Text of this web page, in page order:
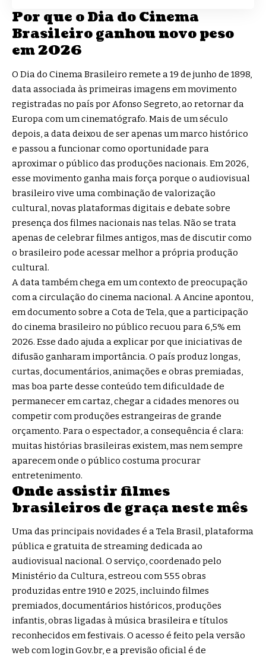
Por que o Dia do Cinema
Brasileiro ganhou novo peso
em 2026
O Dia do Cinema Brasileiro remete a 19 de junho de 1898,
data associada às primeiras imagens em movimento
registradas no país por Afonso Segreto, ao retornar da
Europa com um cinematógrafo. Mais de um século
depois, a data deixou de ser apenas um marco histórico
e passou a funcionar como oportunidade para
aproximar o público das produções nacionais. Em 2026,
esse movimento ganha mais força porque o audiovisual
brasileiro vive uma combinação de valorização
cultural, novas plataformas digitais e debate sobre
presença dos filmes nacionais nas telas. Não se trata
apenas de celebrar filmes antigos, mas de discutir como
o brasileiro pode acessar melhor a própria produção
cultural.
A data também chega em um contexto de preocupação
com a circulação do cinema nacional. A Ancine apontou,
em documento sobre a Cota de Tela, que a participação
do cinema brasileiro no público recuou para 6,5% em
2026. Esse dado ajuda a explicar por que iniciativas de
difusão ganharam importância. O país produz longas,
curtas, documentários, animações e obras premiadas,
mas boa parte desse conteúdo tem dificuldade de
permanecer em cartaz, chegar a cidades menores ou
competir com produções estrangeiras de grande
orçamento. Para o espectador, a consequência é clara:
muitas histórias brasileiras existem, mas nem sempre
aparecem onde o público costuma procurar
entretenimento.
Onde assistir filmes
brasileiros de graça neste mês
Uma das principais novidades é a Tela Brasil, plataforma
pública e gratuita de streaming dedicada ao
audiovisual nacional. O serviço, coordenado pelo
Ministério da Cultura, estreou com 555 obras
produzidas entre 1910 e 2025, incluindo filmes
premiados, documentários históricos, produções
infantis, obras ligadas à música brasileira e títulos
reconhecidos em festivais. O acesso é feito pela versão
web com login Gov.br, e a previsão oficial é de